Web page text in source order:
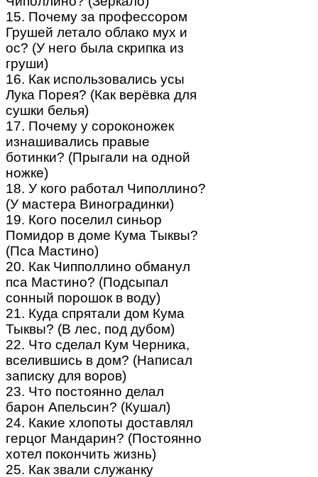
15. Почему за профессором
Грушей летало облако мух и
ос? (У него была скрипка из
груши)
16. Как использовались усы
Лука Порея? (Как верёвка для
сушки белья)
17. Почему у сороконожек
изнашивались правые
ботинки? (Прыгали на одной
ножке)
18. У кого работал Чиполлино?
(У мастера Виноградинки)
19. Кого поселил синьор
Помидор в доме Кума Тыквы?
(Пса Мастино)
20. Как Чипполлино обманул
пса Мастино? (Подсыпал
сонный порошок в воду)
21. Куда спрятали дом Кума
Тыквы? (В лес, под дубом)
22. Что сделал Кум Черника,
вселившись в дом? (Написал
записку для воров)
23. Что постоянно делал
барон Апельсин? (Кушал)
24. Какие хлопоты доставлял
герцог Мандарин? (Постоянно
хотел покончить жизнь)
25. Как звали служанку